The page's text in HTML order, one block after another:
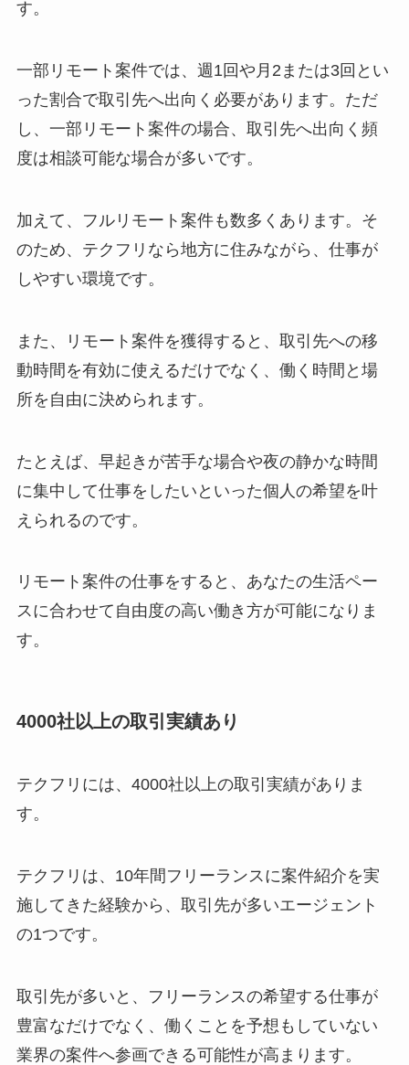
す。
一部リモート案件では、週1回や月2または3回とい
った割合で取引先へ出向く必要があります。ただ
し、一部リモート案件の場合、取引先へ出向く頻
度は相談可能な場合が多いです。
加えて、フルリモート案件も数多くあります。そ
のため、テクフリなら地方に住みながら、仕事が
しやすい環境です。
また、リモート案件を獲得すると、取引先への移
動時間を有効に使えるだけでなく、働く時間と場
所を自由に決められます。
たとえば、早起きが苦手な場合や夜の静かな時間
に集中して仕事をしたいといった個人の希望を叶
えられるのです。
リモート案件の仕事をすると、あなたの生活ペー
スに合わせて自由度の高い働き方が可能になりま
す。
4000社以上の取引実績あり
テクフリには、4000社以上の取引実績がありま
す。
テクフリは、10年間フリーランスに案件紹介を実
施してきた経験から、取引先が多いエージェント
の1つです。
取引先が多いと、フリーランスの希望する仕事が
豊富なだけでなく、働くことを予想もしていない
業界の案件へ参画できる可能性が高まります。